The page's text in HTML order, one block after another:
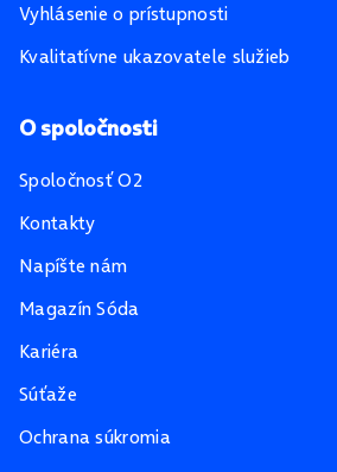
Vyhlásenie o prístupnosti
Kvalitatívne ukazovatele služieb
O spoločnosti
Spoločnosť O2
Kontakty
Napíšte nám
Magazín Sóda
Kariéra
Súťaže
Ochrana súkromia